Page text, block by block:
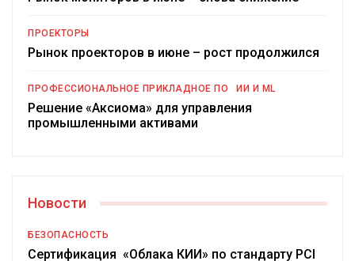
ПРОЕКТОРЫ
Рынок проекторов в июне – рост продолжился
ПРОФЕССИОНАЛЬНОЕ ПРИКЛАДНОЕ ПО ИИ И ML
Решение «Аксиома» для управления
промышленными активами
Новости
БЕЗОПАСНОСТЬ
Сертификация «Облака КИИ» по стандарту PCI